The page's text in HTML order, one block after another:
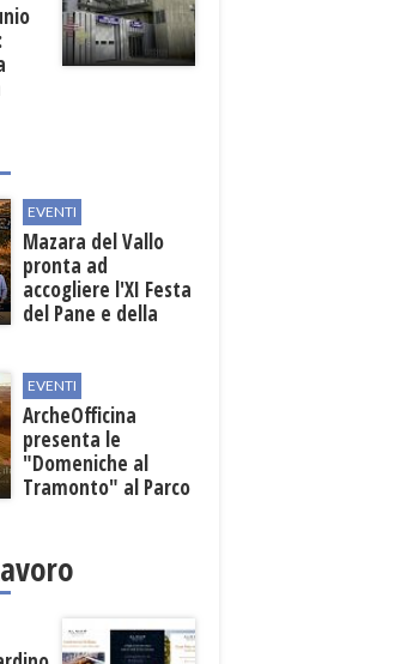
EVENTI
Mazara del Vallo
pronta ad
accogliere l'XI Festa
del Pane e della
EVENTI
ArcheOfficina
presenta le
"Domeniche al
Tramonto" al Parco